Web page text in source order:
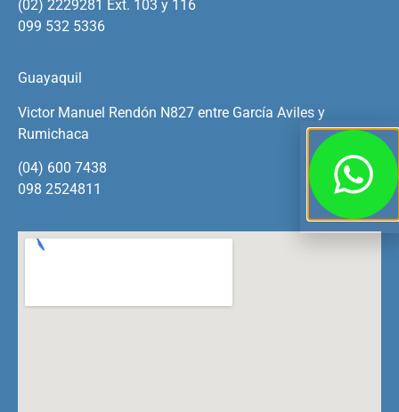
(02) 2229281 Ext. 103 y 116
099 532 5336
Guayaquil
Victor Manuel Rendón N827 entre García Aviles y
Rumichaca
(04) 600 7438
098 2524811